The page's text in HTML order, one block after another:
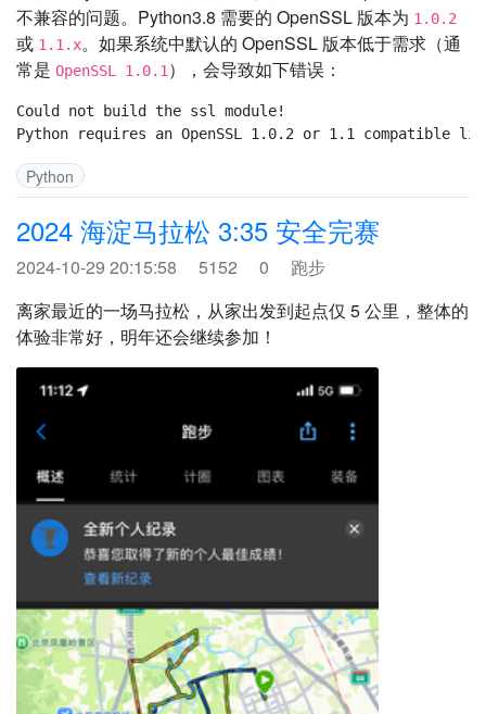
不兼容的问题。Python3.8 需要的 OpenSSL 版本为 1.0.2
或 1.1.x。如果系统中默认的 OpenSSL 版本低于需求（通
常是 OpenSSL 1.0.1 ），会导致如下错误：
Could not build the ssl module!
Python
2024 海淀马拉松 3:35 安全完赛
2024-10-29 20:15:58 5152 0
跑步
离家最近的一场马拉松，从家出发到起点仅 5 公里，整体的
体验非常好，明年还会继续参加！